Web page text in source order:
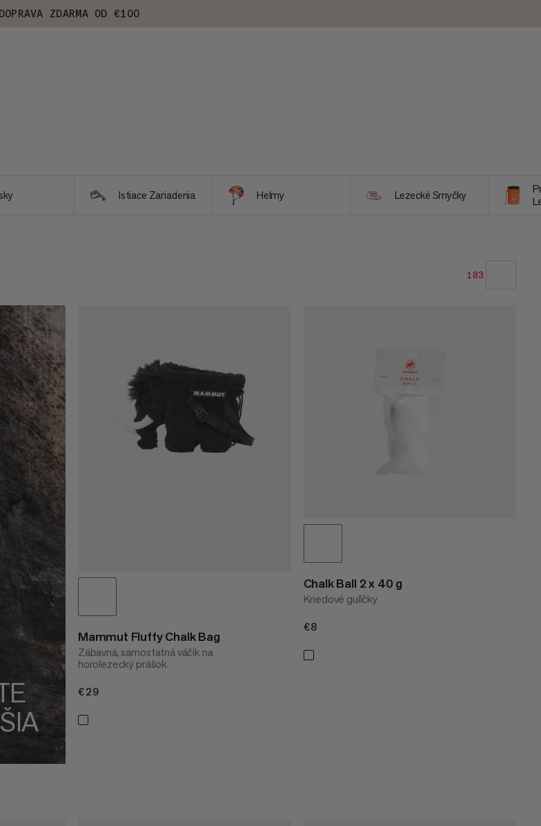
DOPRAVA ZDARMA OD €100
Istiace Zariadenia Helmy Lezecké Smyčky
183
CENA VYSOKÁ AŽ NÍZKA
Mammut Fluffy Chalk Bag
Zábavná, samostatná váčik na
horolezecký prášok.
€29
Chalk Ball 2 x 40 g
Kriedové guľičky
€8